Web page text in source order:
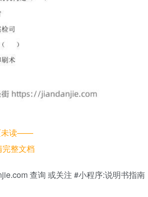
未读——
整文档
查询 或关注 #小程序:说明书指南